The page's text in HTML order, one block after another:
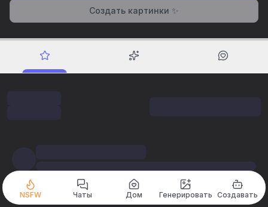
Создать картинки ✨
NSFW Чаты Дом Генерировать Создавать